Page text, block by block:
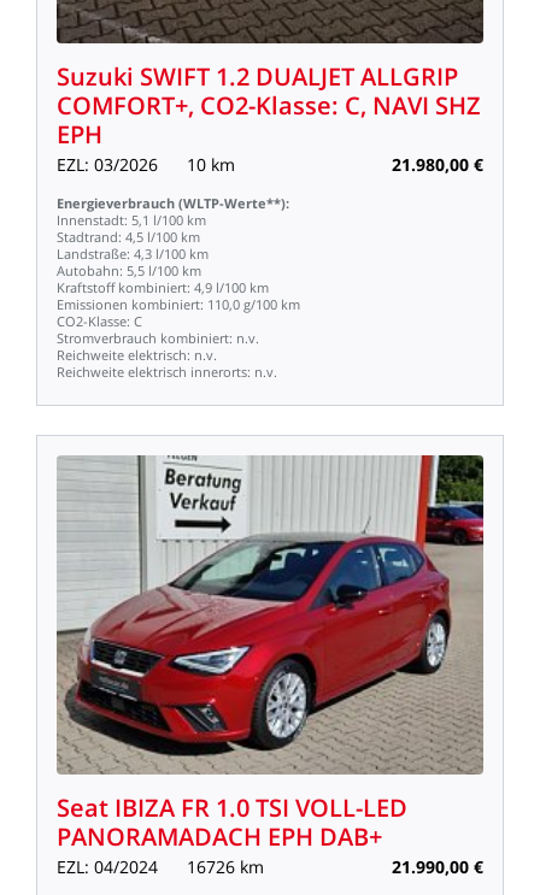
Suzuki SWIFT 1.2 DUALJETALLGRIP
COMFORT+, CO2-Klasse: C, NAVI SHZ
EPH
EZL: 03/2026 10 km 21.980,00 €
Energieverbrauch (WLTP-Werte**):
Innenstadt: 5,1 l/100 km
Stadtrand: 4,5 l/100 km
Landstraße: 4,3 l/100 km
Autobahn: 5,5 l/100 km
Kraftstoff kombiniert: 4,9 l/100 km
Emissionen kombiniert: 110,0 g/100 km
CO2-Klasse: C
Stromverbrauch kombiniert: n.v.
Reichweite elektrisch: n.v.
Reichweite elektrisch innerorts: n.v.
Seat IBIZA FR 1.0TSI VOLL-LED
PANORAMADACH EPH DAB+
EZL: 04/2024 16726 km 21.990,00 €